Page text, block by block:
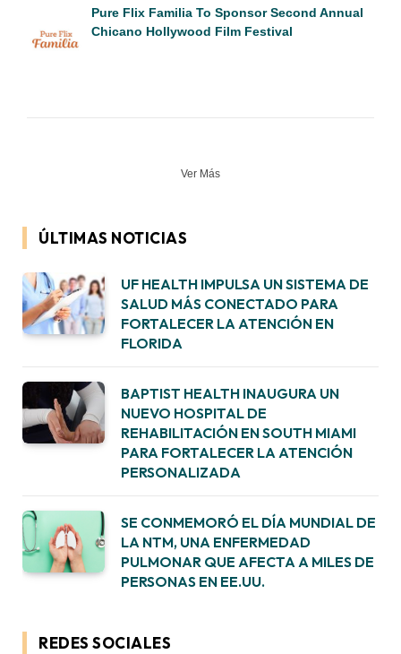
Pure Flix Familia To Sponsor Second Annual
Chicano Hollywood Film Festival
Ver Más
ÚLTIMAS NOTICIAS
UF HEALTH IMPULSA UN SISTEMA DE
SALUD MÁS CONECTADO PARA
FORTALECER LA ATENCIÓN EN
FLORIDA
BAPTIST HEALTH INAUGURA UN
NUEVO HOSPITAL DE
REHABILITACIÓN EN SOUTH MIAMI
PARA FORTALECER LA ATENCIÓN
PERSONALIZADA
SE CONMEMORÓ EL DÍA MUNDIAL DE
LA NTM, UNA ENFERMEDAD
PULMONAR QUE AFECTA A MILES DE
PERSONAS EN EE.UU.
REDES SOCIALES